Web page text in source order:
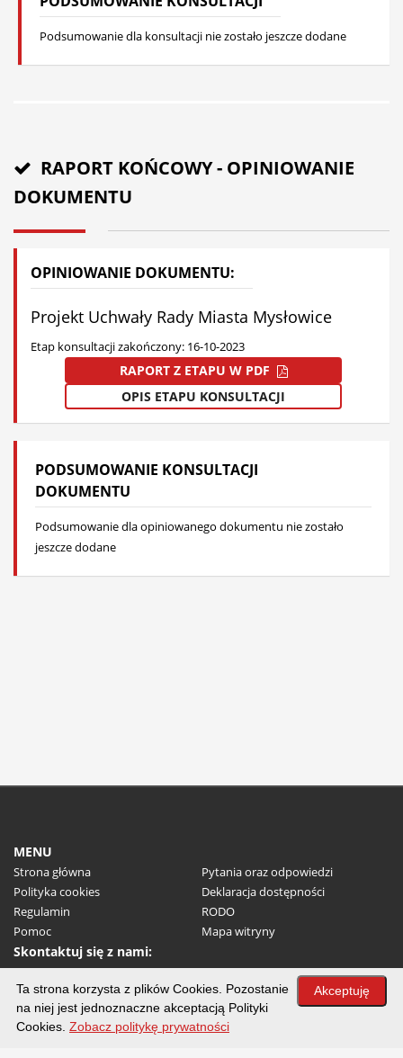
Podsumowanie dla konsultacji nie zostało jeszcze dodane
RAPORT KOŃCOWY - OPINIOWANIE
DOKUMENTU
OPINIOWANIE DOKUMENTU:
Projekt Uchwały Rady Miasta Mysłowice
Etap konsultacji zakończony: 16-10-2023
RAPORT Z ETAPU W PDF
OPIS ETAPU KONSULTACJI
PODSUMOWANIE KONSULTACJI
DOKUMENTU
Podsumowanie dla opiniowanego dokumentu nie zostało
jeszcze dodane
MENU
Strona główna
Polityka cookies
Regulamin
Pomoc
Pytania oraz odpowiedzi
Deklaracja dostępności
RODO
Mapa witryny
Skontaktuj się z nami:
(+48) 32 31 71 100
E-mail:um@myslowice.pl
Miasto Mysłowice
ul. Powstańców 1, 41-400 Mysłowice
Akceptuję
Ta strona korzysta z plików Cookies. Pozostanie
na niej jest jednoznaczne akceptacją Polityki
Cookies. Zobacz politykę prywatności